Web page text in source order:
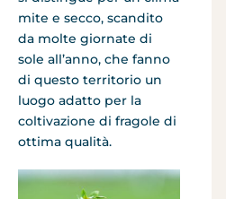
mite e secco, scandito
da molte giornate di
sole all’anno, che fanno
di questo territorio un
luogo adatto per la
coltivazione di fragole di
ottima qualità.